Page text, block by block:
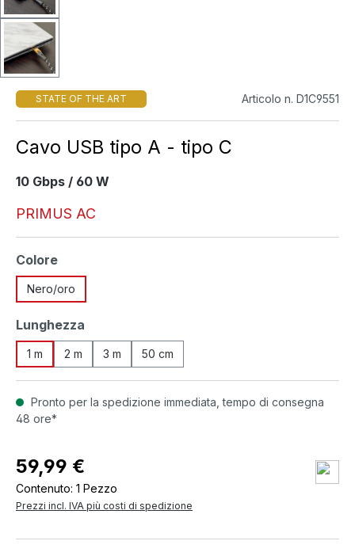
STATE OF THE ART Articolo n. D1C9551
Cavo USB tipo A - tipo C
10 Gbps / 60 W
PRIMUS AC
Seleziona
Colore
Nero/oro
Seleziona
Lunghezza
1 m 2 m 3 m 50 cm
Pronto per la spedizione immediata, tempo di consegna
48 ore*
59,99 €
Contenuto: 1 Pezzo
Prezzi incl. IVA più costi di spedizione